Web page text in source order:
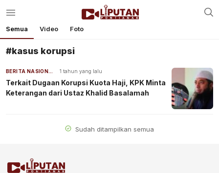
Semua Video Foto
#kasus korupsi
BERITA NASIONAL 1 tahun yang lalu
Terkait Dugaan Korupsi Kuota Haji, KPK Minta
Keterangan dari Ustaz Khalid Basalamah
Sudah ditampilkan semua